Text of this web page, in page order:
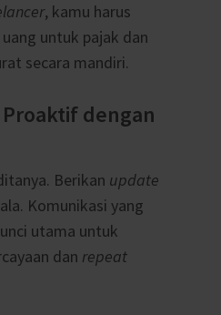
, kamu harus
untuk pajak dan
secara mandiri.
dengan
Berikan update
Komunikasi yang
utama untuk
dan repeat